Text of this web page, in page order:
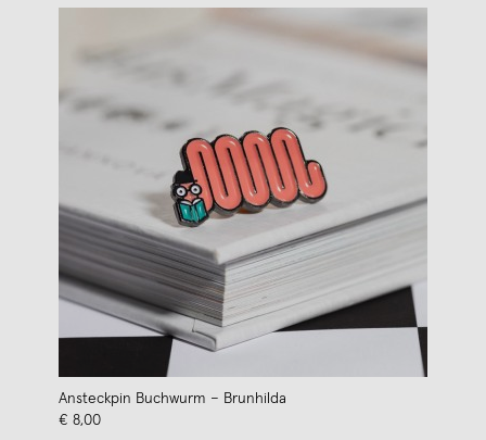
Ansteckpin Buchwurm – Brunhilda
€ 8,00